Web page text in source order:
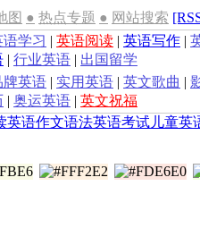
图 ● 热点专题 ● 网站搜索
语学习 | 英语阅读 | 英语写作 |
| 行业英语 | 出国留学
牌英语 | 实用英语 | 英文歌曲 |
| 奥运英语 | 英文祝福
英语作文语法英语考试 儿童英